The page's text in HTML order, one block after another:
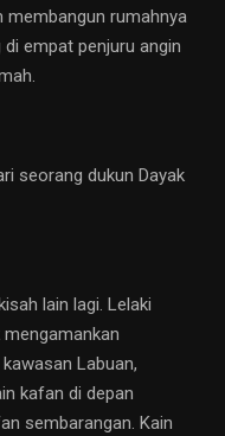
membangun rumahnya
empat penjuru angin
seorang dukun Dayak
lain lagi. Lelaki
Labuan,
kafan di depan
sembarangan. Kain